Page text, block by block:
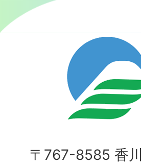
〒767-8585 香